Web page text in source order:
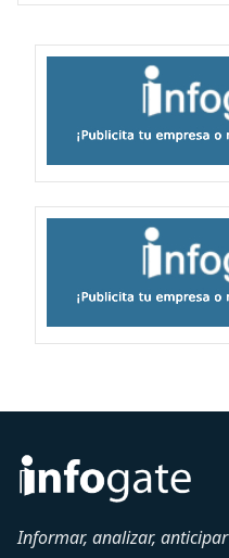
Informar, analizar, anticipar